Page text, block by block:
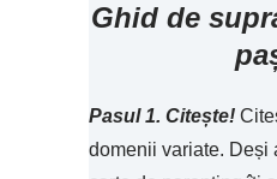
Ghid de
Pasul 1. Citește!
domenii variate. Deși